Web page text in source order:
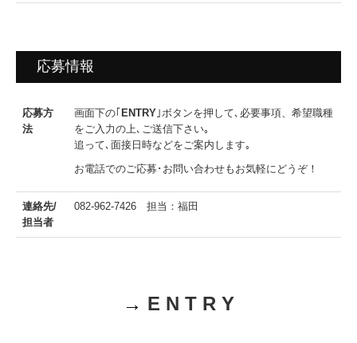
応募情報
応募方
法
画面下の｢ ENTRY ｣ボタンを押して､必要事項、希望職種
をご入力の上､ご送信下さい｡
追って､面接日時などをご案内します｡
お電話でのご応募･お問い合わせもお気軽にどうぞ！
連絡先/
担当者
082-962-7426 担当：福田
→ E N T R Y